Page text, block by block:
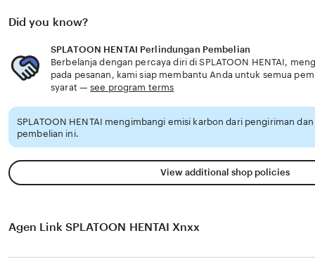
Did you know?
SPLATOON HENTAI Perlindungan Pembelian
Berbelanja dengan percaya diri di SPLATOON HENTAI,
pada pesanan, kami siap membantu Anda untuk semua
syarat —see program terms
SPLATOON HENTAI mengimbangi emisi karbon dari pengiriman
pembelian ini.
View additional shop policies
Agen Link SPLATOON HENTAI Xnxx